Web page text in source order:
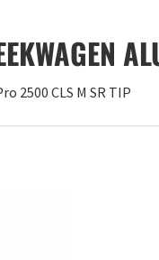
2500 CLS M SR TIP